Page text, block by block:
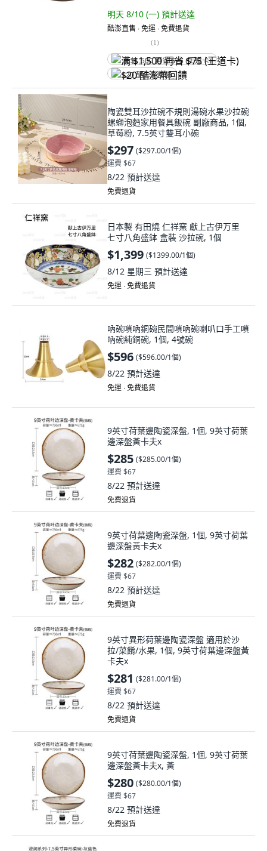
明天 8/10 (一) 預計送達
酷澎直售 ∙ 免運 ∙ 免費退貨
(1)
满 $1,500 再省 $75 (王道卡)
$20 酷澎幣回饋
陶瓷雙耳沙拉碗不規則湯碗水果沙拉碗
螺螄泡麪家用餐具飯碗 副廠商品, 1個,
草莓粉, 7.5英寸雙耳小碗
$297 ($297.00/1個)
運費 $67
8/22 預計送達
免費退貨
日本製 有田燒 仁祥窯 獻上古伊万里
七寸八角盛鉢 盒裝 沙拉碗, 1個
$1,399 ($1399.00/1個)
8/12 星期三 預計送達
免運 ∙ 免費退貨
吶碗嗩吶銅碗民間嗩吶碗喇叭口手工嗩
吶碗純銅碗, 1個, 4號碗
$596 ($596.00/1個)
8/22 預計送達
免運 ∙ 免費退貨
9英寸荷葉邊陶瓷深盤, 1個, 9英寸荷葉
邊深盤黃卡夫x
$285 ($285.00/1個)
運費 $67
8/22 預計送達
免費退貨
9英寸荷葉邊陶瓷深盤, 1個, 9英寸荷葉
邊深盤黃卡夫x
$282 ($282.00/1個)
運費 $67
8/22 預計送達
免費退貨
9英寸異形荷葉邊陶瓷深盤 適用於沙
拉/菜餚/水果, 1個, 9英寸荷葉邊深盤黃
卡夫x
$281 ($281.00/1個)
運費 $67
8/22 預計送達
免費退貨
9英寸荷葉邊陶瓷深盤, 1個, 9英寸荷葉
邊深盤黃卡夫x, 黃
$280 ($280.00/1個)
運費 $67
8/22 預計送達
免費退貨